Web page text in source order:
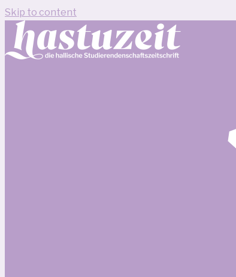
Skip to content